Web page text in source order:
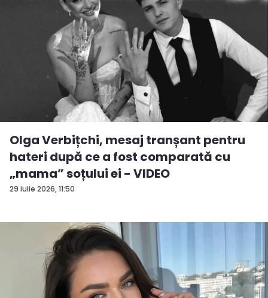
29 iulie 2026, 11:50
Olga Verbițchi, mesaj tranșant pentru
hateri după ce a fost comparată cu
„mama” soțului ei - VIDEO